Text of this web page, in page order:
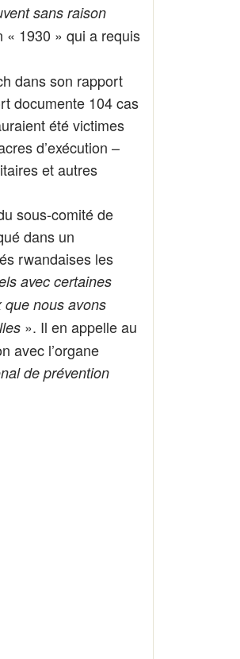
sans raison
1930 » qui a requis
dans son rapport
documente 104 cas
été victimes
d’exécution –
et autres
sous-comité de
dans un
rwandaises les
avec certaines
nous avons
». Il en appelle au
avec l’organe
de prévention